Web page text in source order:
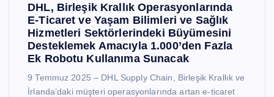
DHL, Birleşik Krallık Operasyonlarında
E-Ticaret ve Yaşam Bilimleri ve Sağlık
Hizmetleri Sektörlerindeki Büyümesini
Desteklemek Amacıyla 1.000’den Fazla
Ek Robotu Kullanıma Sunacak
9 Temmuz 2025 – DHL Supply Chain, Birleşik Krallık ve
İrlanda’daki müşteri operasyonlarında artan e-ticaret